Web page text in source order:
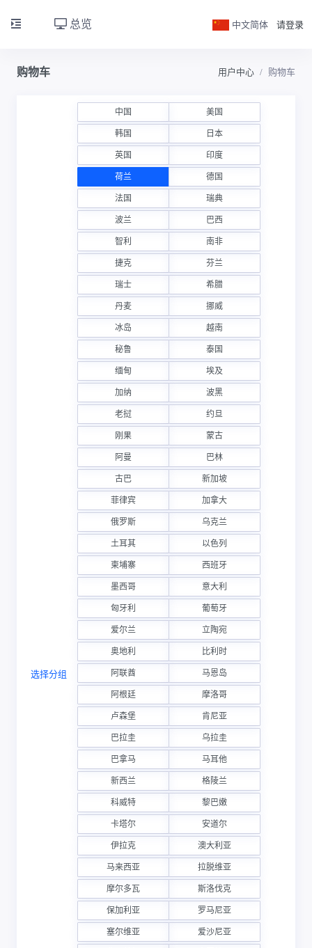
总览 中文简体 请登录
购物车 用户中心 购物车
选择分组
中国 美国
韩国 日本
英国 印度
荷兰 德国
法国 瑞典
波兰 巴西
智利 南非
捷克 芬兰
瑞士 希腊
丹麦 挪威
冰岛 越南
秘鲁 泰国
缅甸 埃及
加纳 波黑
老挝 约旦
刚果 蒙古
阿曼 巴林
古巴 新加坡
菲律宾 加拿大
俄罗斯 乌克兰
土耳其 以色列
柬埔寨 西班牙
墨西哥 意大利
匈牙利 葡萄牙
爱尔兰 立陶宛
奥地利 比利时
阿联酋 马恩岛
阿根廷 摩洛哥
卢森堡 肯尼亚
巴拉圭 乌拉圭
巴拿马 马耳他
新西兰 格陵兰
科威特 黎巴嫩
卡塔尔 安道尔
伊拉克 澳大利亚
马来西亚 拉脱维亚
摩尔多瓦 斯洛伐克
保加利亚 罗马尼亚
塞尔维亚 爱沙尼亚